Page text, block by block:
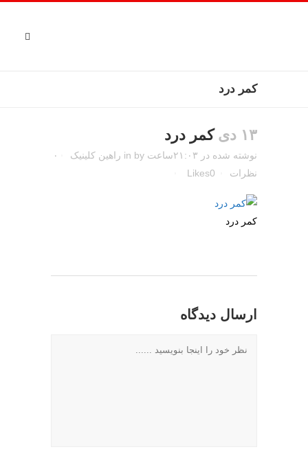
کمر درد
۱۳ دی کمر درد
نوشته شده در ۲۱:۰۳ساعت in by راهین کلینیک
۰
نظرات
0
Likes
کمر درد
ارسال دیدگاه